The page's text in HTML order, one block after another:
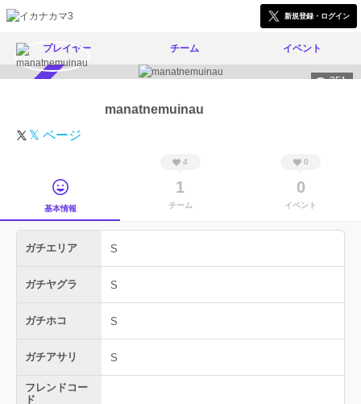
新規登録・ログイン
プレイヤー チーム イベント
351
manatnemuinau
𝕏 ページ
基本情報
4
1
チーム
0
0
イベント
ガチエリア S
ガチヤグラ S
ガチホコ S
ガチアサリ S
フレンドコー
ド